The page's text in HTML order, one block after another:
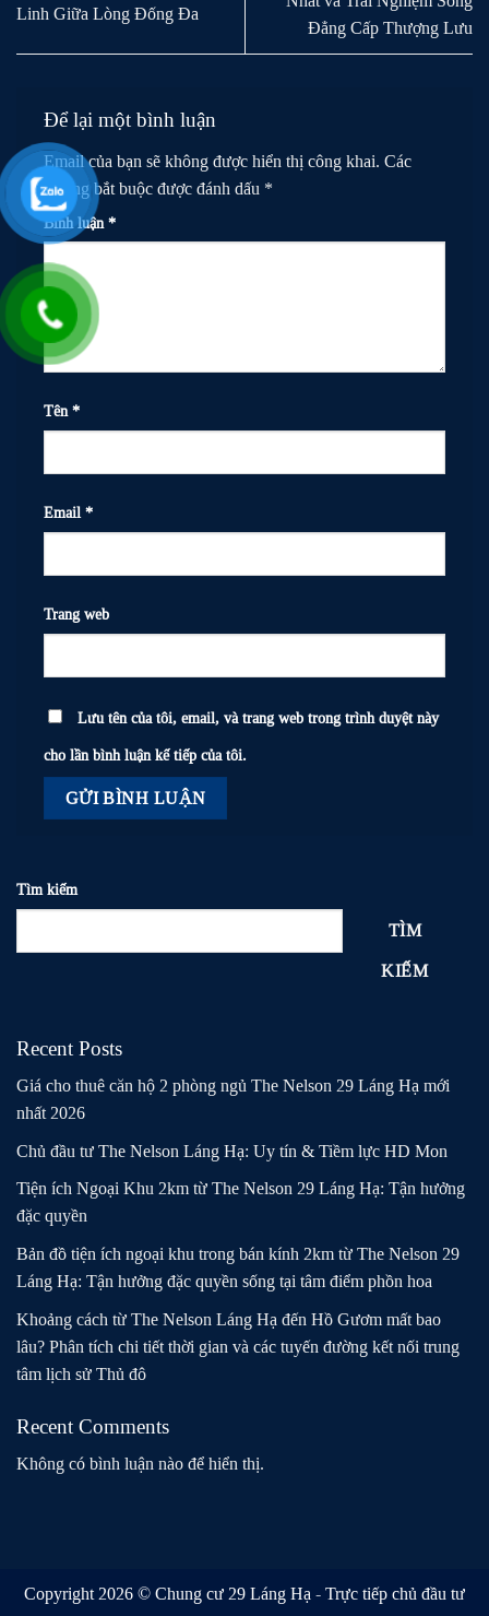
Linh Giữa Lòng Đống Đa
Đẳng Cấp Thượng Lưu
Để lại một bình luận
Email của bạn sẽ không được hiển thị công khai. Các
trường bắt buộc được đánh dấu *
Bình luận *
Tên*
Email *
Trang web
Lưu tên của tôi, email, và trang web trong trình duyệt này
cho lần bình luận kế tiếp của tôi.
Tìm kiếm
TÌM
KIẾM
Recent Posts
Giá cho thuê căn hộ 2 phòng ngủ The Nelson 29 Láng Hạ mới
nhất 2026
Chủ đầu tư The Nelson Láng Hạ: Uy tín & Tiềm lực HD Mon
Tiện ích Ngoại Khu 2km từ The Nelson 29 Láng Hạ: Tận hưởng
đặc quyền
Bản đồ tiện ích ngoại khu trong bán kính 2km từ The Nelson 29
Láng Hạ: Tận hưởng đặc quyền sống tại tâm điểm phồn hoa
Khoảng cách từ The Nelson Láng Hạ đến Hồ Gươm mất bao
lâu? Phân tích chi tiết thời gian và các tuyến đường kết nối trung
tâm lịch sử Thủ đô
Recent Comments
Không có bình luận nào để hiển thị.
Copyright 2026 © Chung cư 29 Láng Hạ - Trực tiếp chủ đầu tư